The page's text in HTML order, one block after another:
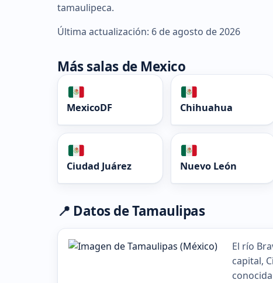
tamaulipeca.
Última actualización: 6 de agosto de 2026
Más salas de Mexico
MexicoDF Chihuahua
Ciudad Juárez Nuevo León
📍 Datos de Tamaulipas
El río
capital,